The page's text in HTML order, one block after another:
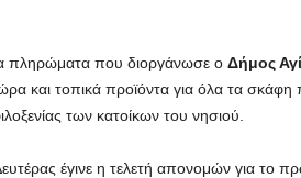
πληρώματα που διοργάνωσε ο Δήμος
και τοπικά προϊόντα για όλα τα σκάφη
των κατοίκων του νησιού.
έγινε η τελετή απονομών για το